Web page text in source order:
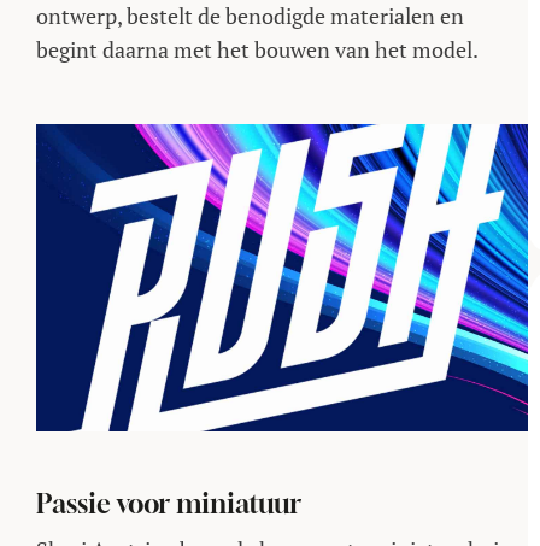
ontwerp, bestelt de benodigde materialen en
begint daarna met het bouwen van het model.
Passie voor miniatuur